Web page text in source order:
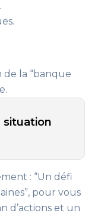
.
de la “banque
situation
: “Un défi
pour vous
d’actions et un